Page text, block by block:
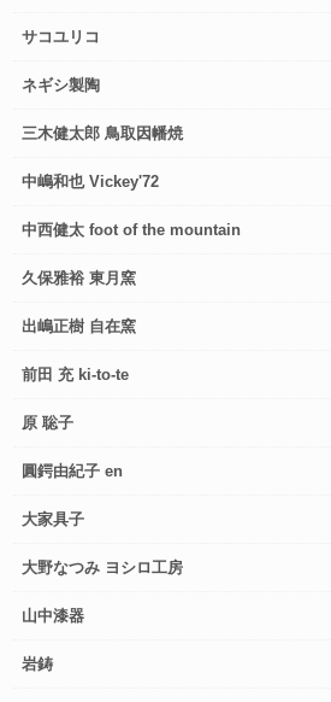
サコユリコ
ネギシ製陶
三木健太郎 鳥取因幡焼
中嶋和也 Vickey'72
中西健太 foot of the mountain
久保雅裕 東月窯
出嶋正樹 自在窯
前田 充 ki-to-te
原 聡子
圓鍔由紀子 en
大家具子
大野なつみ ヨシロ工房
山中漆器
岩鋳